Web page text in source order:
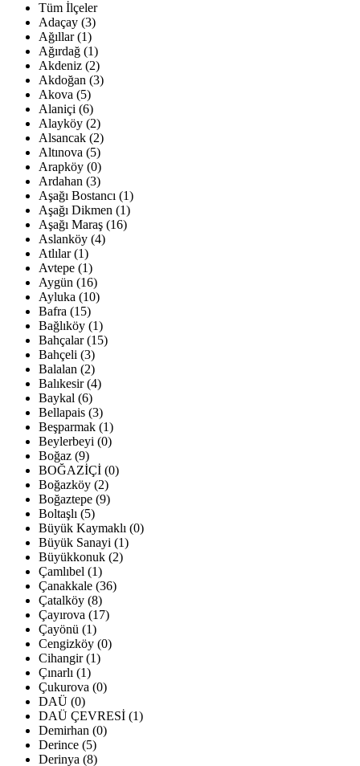
Tüm İlçeler
Adaçay (3)
Ağıllar (1)
Ağırdağ (1)
Akdeniz (2)
Akdoğan (3)
Akova (5)
Alaniçi (6)
Alayköy (2)
Alsancak (2)
Altınova (5)
Arapköy (0)
Ardahan (3)
Aşağı Bostancı (1)
Aşağı Dikmen (1)
Aşağı Maraş (16)
Aslanköy (4)
Atlılar (1)
Avtepe (1)
Aygün (16)
Ayluka (10)
Bafra (15)
Bağlıköy (1)
Bahçalar (15)
Bahçeli (3)
Balalan (2)
Balıkesir (4)
Baykal (6)
Bellapais (3)
Beşparmak (1)
Beylerbeyi (0)
Boğaz (9)
BOĞAZİÇİ (0)
Boğazköy (2)
Boğaztepe (9)
Boltaşlı (5)
Büyük Kaymaklı (0)
Büyük Sanayi (1)
Büyükkonuk (2)
Çamlıbel (1)
Çanakkale (36)
Çatalköy (8)
Çayırova (17)
Çayönü (1)
Cengizköy (0)
Cihangir (1)
Çınarlı (1)
Çukurova (0)
DAÜ (0)
DAÜ ÇEVRESİ (1)
Demirhan (0)
Derince (5)
Derinya (8)